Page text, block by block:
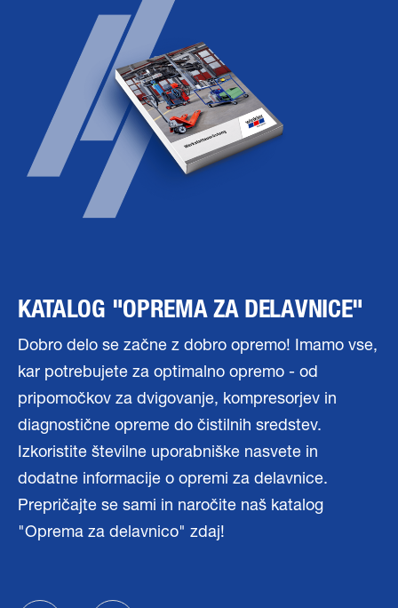
KATALOG "OPREMA ZA DELAVNICE"
Dobro delo se začne z dobro opremo! Imamo vse,
kar potrebujete za optimalno opremo - od
pripomočkov za dvigovanje, kompresorjev in
diagnostične opreme do čistilnih sredstev.
Izkoristite številne uporabniške nasvete in
dodatne informacije o opremi za delavnice.
Prepričajte se sami in naročite naš katalog
"Oprema za delavnico" zdaj!